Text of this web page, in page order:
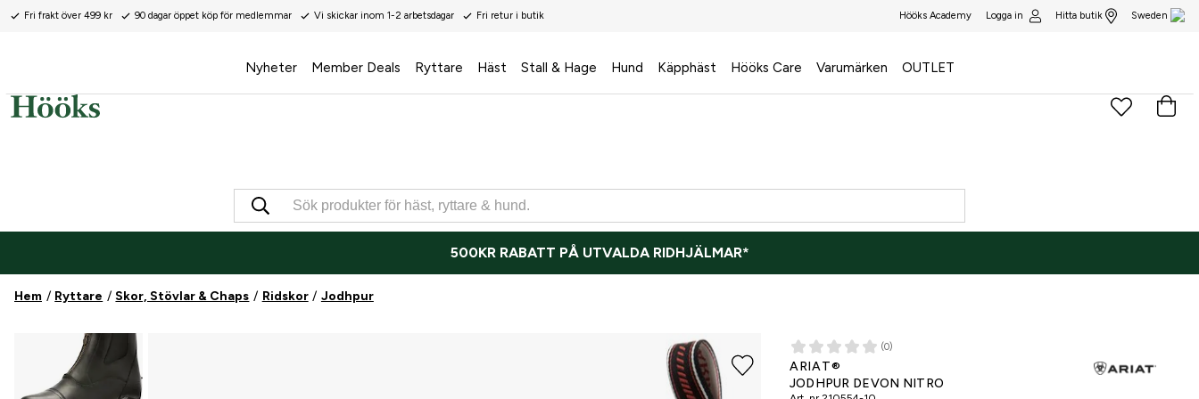
Fri frakt över 499 kr 90 dagar öppet köp för medlemmar Vi skickar inom 1-2 arbetsdagar Fri retur i butik Hööks Academy Logga in Hitta butik Sweden
Nyheter Member Deals Ryttare Häst Stall & Hage Hund Käpphäst Hööks Care Varumärken OUTLET
500KR RABATT PÅ UTVALDA RIDHJÄLMAR*
Hem Ryttare Skor, Stövlar & Chaps Ridskor Jodhpur
(0)
ARIAT®
JODHPUR DEVON NITRO